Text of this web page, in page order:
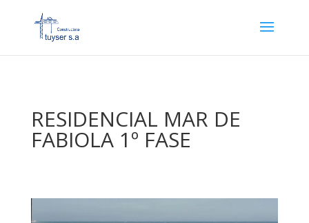
RESIDENCIAL MAR DE
FABIOLA 1º FASE